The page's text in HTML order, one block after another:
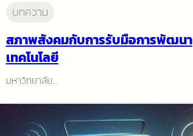
บทความ
สภาพสังคมกับการรับมือการพัฒนา
เทคโนโลยี
มหาวิทยาลัย…